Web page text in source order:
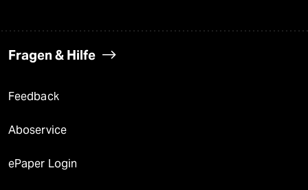
Fragen & Hilfe
Feedback
Aboservice
ePaper Login